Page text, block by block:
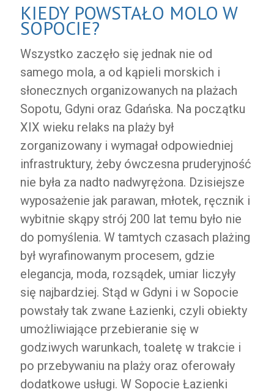
KIEDY POWSTAŁO MOLO W
SOPOCIE?
Wszystko zaczęło się jednak nie od
samego mola, a od kąpieli morskich i
słonecznych organizowanych na plażach
Sopotu, Gdyni oraz Gdańska. Na początku
XIX wieku relaks na plaży był
zorganizowany i wymagał odpowiedniej
infrastruktury, żeby ówczesna pruderyjność
nie była za nadto nadwyrężona. Dzisiejsze
wyposażenie jak parawan, młotek, ręcznik i
wybitnie skąpy strój 200 lat temu było nie
do pomyślenia. W tamtych czasach plażing
był wyrafinowanym procesem, gdzie
elegancja, moda, rozsądek, umiar liczyły
się najbardziej. Stąd w Gdyni i w Sopocie
powstały tak zwane Łazienki, czyli obiekty
umożliwiające przebieranie się w
godziwych warunkach, toaletę w trakcie i
po przebywaniu na plaży oraz oferowały
dodatkowe usługi. W Sopocie Łazienki